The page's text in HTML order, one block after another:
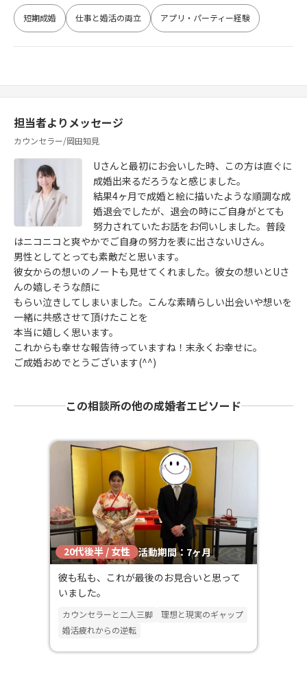
短期成婚 仕事と婚活の両立 アプリ・パーティー経験
担当者よりメッセージ
カウンセラー/岡田知見
Uさんと最初にお会いした時、この方は直ぐに
成婚出来るだろうなと感じました。
結果4ヶ月で成婚と絵に描いたような順調な成
婚退会でしたが、退会の時にご自身がとても
努力されていたお話をお伺いしました。普段
はニコニコと爽やかでご自身の努力を表に出さないUさん。
男性としてとっても素敵だと思います。
彼女からの想いのノートも見せてくれました。彼女の想いとUさ
んの嬉しそうな顔に
もらい泣きしてしまいました。こんな素晴らしい出会いや想いを
一緒に共感させて頂けたことを
本当に嬉しく思います。
これからも幸せな報告待っていますね！末永くお幸せに。
ご成婚おめでとうございます(^^)
この相談所の他の成婚者エピソード
20代後半 / 女性 活動期間：7ヶ月
彼も私も、これが最後のお見合いと思って
いました。
カウンセラーと二人三脚
理想と現実のギャップ
婚活疲れからの逆転